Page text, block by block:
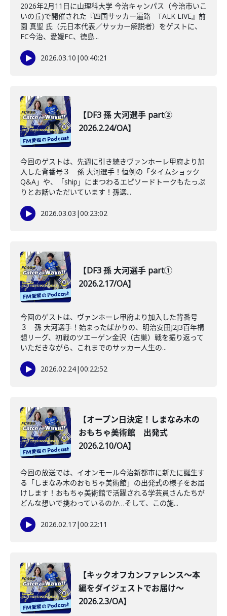
2026年2月11日に山理科大学 今治キャンパス（今治市いこ
いの丘)で開催された『四国サッカー遍路 TALK LIVE』前
園 真聖 氏（元日本代表／サッカー解説者）をゲストに、
FC今治、愛媛FC、徳島...
2026.03.10 |00:40:21
【DF3 孫 大河選手 part②
2026.2.24/OA】
今回のゲストは、先週に引き続きヴァンホーレ甲府より加
入した背番号３ 孫 大河選手！恒例の「タイムショック
Q&A」や、「ship」にまつわるエピソードトークもたっぷ
りとお話いただいています！孫選...
2026.03.03 |00:23:02
【DF3 孫 大河選手 part①
2026.2.17/OA】
今回のゲストは、ヴァンホーレ甲府より加入した背番号
３ 孫 大河選手！始まったばかりの、明治安田J2J3百年構
想リーグ、初戦のツエーゲン金沢（古巣）戦を振り返って
いただきながら、これまでのサッカー人生の...
2026.02.24|00:22:52
【オープン日決定！しまなみ木の
おもちゃ美術館 出発式
2026.2.10/OA】
今回の放送では、イオンモール今治新都市に新たに誕生す
る「しまなみ木のおもちゃ美術館」の出発式の様子をお届
けします！おもちゃ美術館で活躍される学芸員さんたちが
どんな想いで携わっているのか…そして、この施...
2026.02.17|00:22:11
【キックオフカンファレンス～本
編をダイジェストでお届け～
2026.2.3/OA】